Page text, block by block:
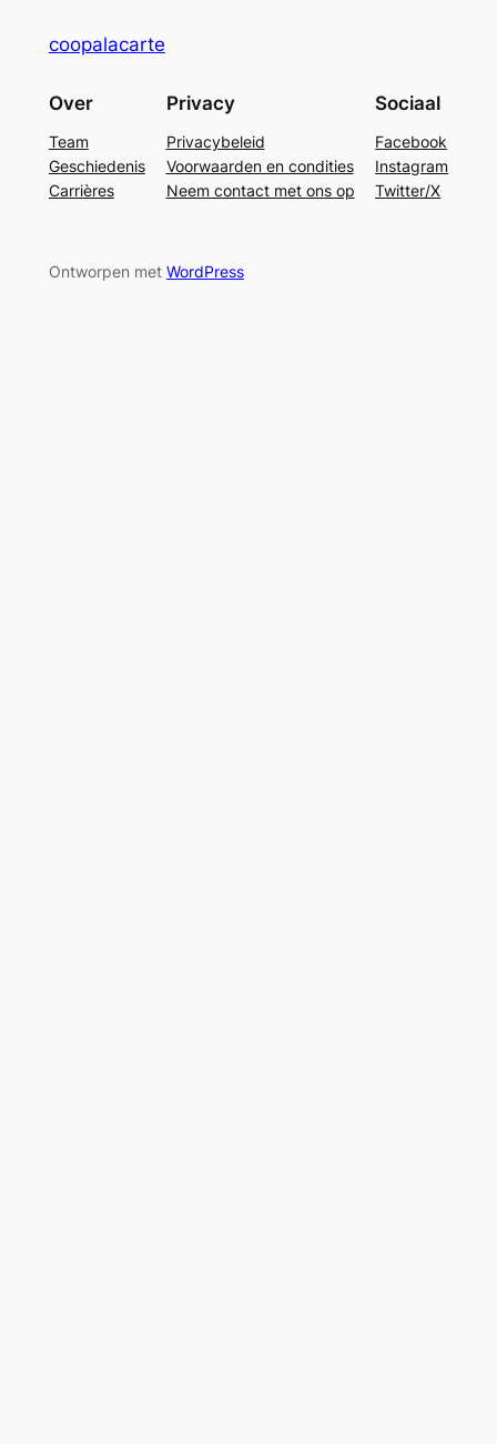
coopalacarte
Over
Team
Geschiedenis
Carrières
Privacy
Privacybeleid
Voorwaarden en condities
Neem contact met ons op
Sociaal
Facebook
Instagram
Twitter/X
Ontworpen met WordPress